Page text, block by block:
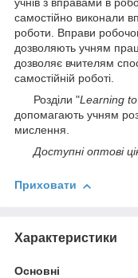
учнів з вправами в
самостійно виконали
роботи. Вправи
дозволяють учням
дозволяє вчителям
самостійній роботі.
Розділи "Learning
допомагають учням
мислення.
Доступні оптові
Приховати
Характеристики
Основні